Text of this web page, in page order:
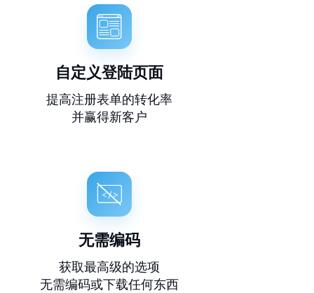
自定义登陆页面
提高注册表单的转化率
并赢得新客户
无需编码
获取最高级的选项
无需编码或下载任何东西